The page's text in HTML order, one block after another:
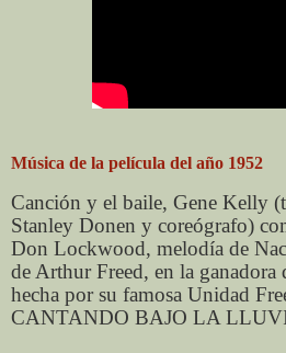
Música de la película del año 1952
Canción y el baile, Gene Kelly
Stanley Donen y coreógrafo)
Don Lockwood, melodía de
de Arthur Freed, en la
hecha por su famosa Unidad
CANTANDO BAJO LA